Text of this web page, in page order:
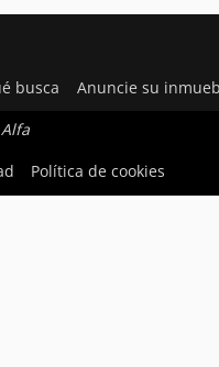
busca Anuncie su
Política de cookies